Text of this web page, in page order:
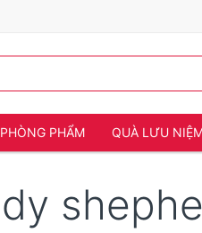
PHẨM QUÀ LƯU